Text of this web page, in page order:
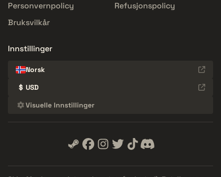
Personvernpolicy
Refusjonspolicy
Bruksvilkår
Innstillinger
Norsk
$ USD
Visuelle Innstillinger